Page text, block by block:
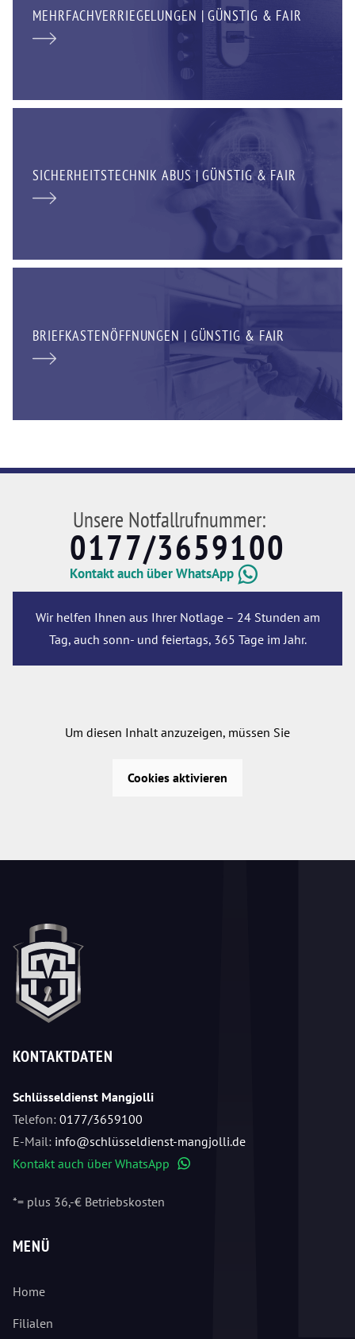
MEHRFACHVERRIEGELUNGEN | GÜNSTIG & FAIR
SICHERHEITSTECHNIK ABUS | GÜNSTIG & FAIR
BRIEFKASTENÖFFNUNGEN | GÜNSTIG & FAIR
Unsere Notfallrufnummer:
0177/3659100
Kontakt auch über WhatsApp
Wir helfen Ihnen aus Ihrer Notlage – 24 Stunden am
Tag, auch sonn- und feiertags, 365 Tage im Jahr.
Um diesen Inhalt anzuzeigen, müssen Sie
Cookies aktivieren
KONTAKTDATEN
Schlüsseldienst Mangjolli
Telefon: 0177/3659100
E-Mail: info@schlüsseldienst-mangjolli.de
Kontakt auch über WhatsApp
*= plus 36,-€ Betriebskosten
MENÜ
Home
Filialen